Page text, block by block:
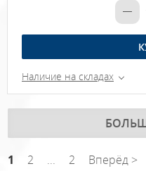
Наличие на складах
1 2 ... 2 Вперёд >